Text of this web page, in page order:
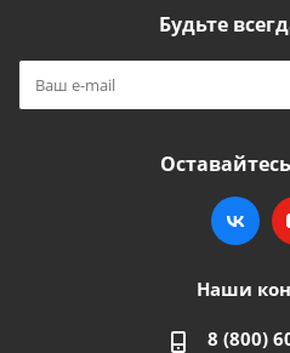
Будьте
Наши
8 (800)